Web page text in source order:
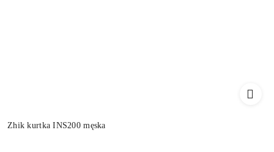
Zhik kurtka INS200 męska